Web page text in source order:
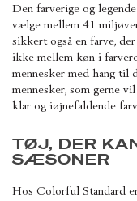
Den farverige og
vælge mellem 41
sikkert også en farve,
ikke mellem køn i
mennesker med hang til
mennesker, som gerne
klar og iøjnefaldende
TØJ, DER
SÆSONER
Hos Colorful Standard